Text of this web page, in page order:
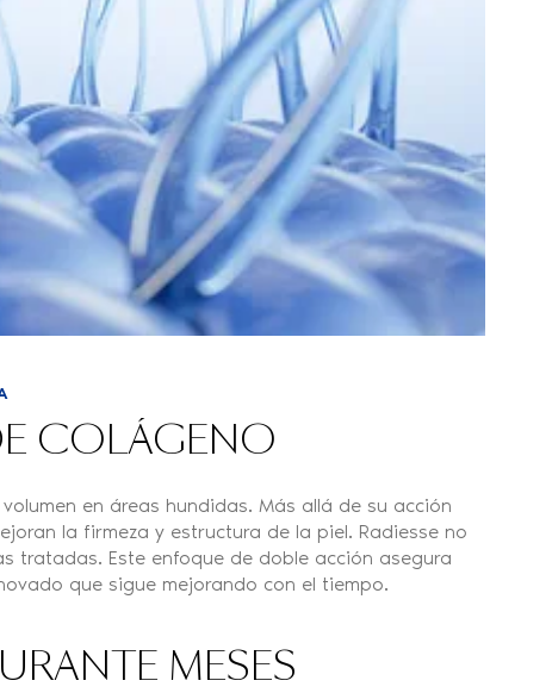
COLÁGENO
en áreas hundidas. Más allá de su acción
la firmeza y estructura de la piel. Radiesse no
tratadas. Este enfoque de doble acción asegura
que sigue mejorando con el tiempo.
MESES